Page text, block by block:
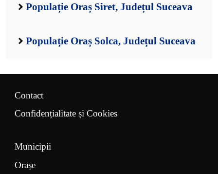
Populație Oraș Siret, Județul Suceava
Populație Oraș Solca, Județul Suceava
Contact
Confidențialitate și Cookies
Municipii
Orașe